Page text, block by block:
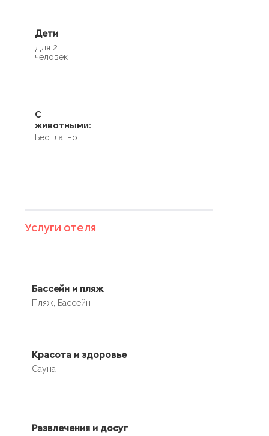
Дети
Для 2
человек
С
животными:
Бесплатно
Услуги отеля
Бассейн и пляж
Пляж, Бассейн
Красота и здоровье
Сауна
Развлечения и досуг